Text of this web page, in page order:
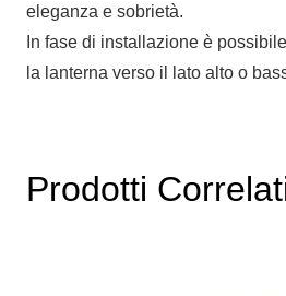
eleganza e sobrietà.
In fase di installazione è
la lanterna verso il lato alto o
Prodotti